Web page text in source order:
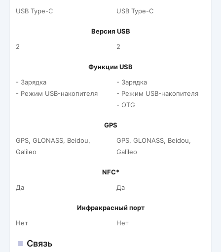
USB Type-C
USB Type-C
Версия USB
2
2
Функции USB
- Зарядка
- Режим USB-накопителя
- Зарядка
- Режим USB-накопителя
- OTG
GPS
GPS, GLONASS, Beidou,
Galileo
GPS, GLONASS, Beidou,
Galileo
NFC*
Да
Да
Инфракрасный порт
Нет
Нет
Связь